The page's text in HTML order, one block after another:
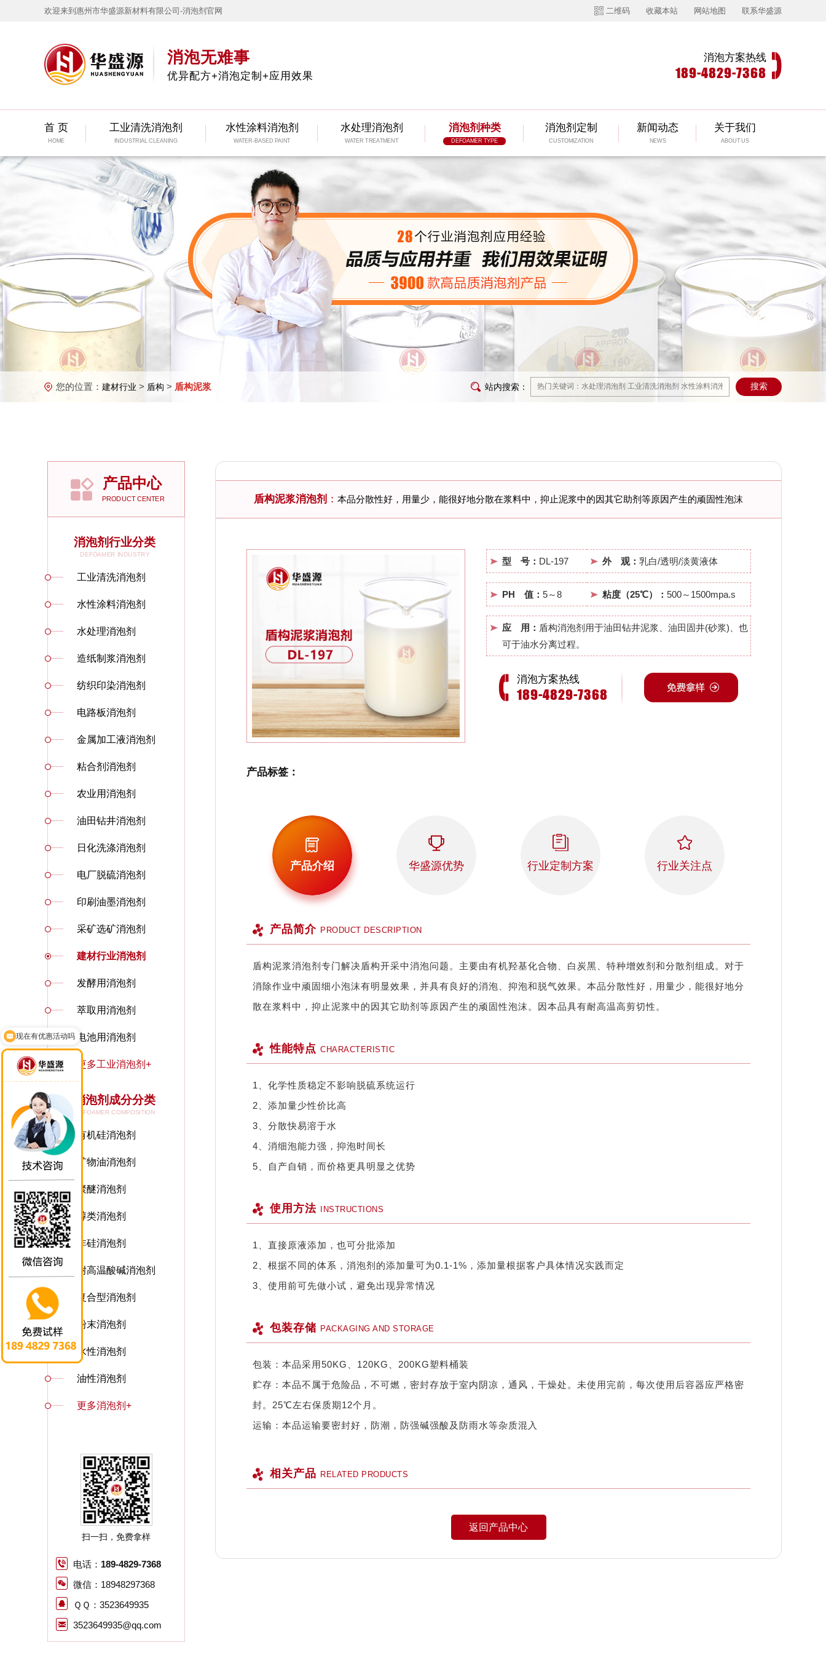
欢迎来到惠州市华盛源新材料有限公司-消泡剂官网 二维码 收藏本站 网站地图 联系华盛源
消泡无难事
优异配方+消泡定制+应用效果
消泡方案热线
189-4829-7368
首 页
HOME
工业清洗消泡剂
INDUSTRIAL CLEANING
水性涂料消泡剂
WATER-BASED PAINT
水处理消泡剂
WATER TREATMENT
消泡剂种类
DEFOAMER TYPE
消泡剂定制
CUSTOMIZATION
新闻动态
NEWS
关于我们
ABOUT US
您的位置： 建材行业 > 盾构 > 盾构泥浆 站内搜索：
产品中心
PRODUCT CENTER
消泡剂行业分类
DEFOAMER INDUSTRY
工业清洗消泡剂
水性涂料消泡剂
水处理消泡剂
造纸制浆消泡剂
纺织印染消泡剂
电路板消泡剂
金属加工液消泡剂
粘合剂消泡剂
农业用消泡剂
油田钻井消泡剂
日化洗涤消泡剂
电厂脱硫消泡剂
印刷油墨消泡剂
采矿选矿消泡剂
建材行业消泡剂
发酵用消泡剂
萃取用消泡剂
电池用消泡剂
更多工业消泡剂+
消泡剂成分分类
DEFOAMER COMPOSITION
有机硅消泡剂
矿物油消泡剂
聚醚消泡剂
醇类消泡剂
非硅消泡剂
耐高温酸碱消泡剂
复合型消泡剂
粉末消泡剂
水性消泡剂
油性消泡剂
更多消泡剂+
扫一扫，免费拿样
电话： 189-4829-7368
微信：18948297368
ＱＱ：3523649935
3523649935@qq.com
盾构泥浆消泡剂 ： 本品分散性好，用量少，能很好地分散在浆料中，抑止泥浆中的因其它助剂等原因产生的顽固性泡沫
型 号： DL-197 外 观： 乳白/透明/淡黄液体
PH 值： 5～8 粘度（25℃）： 500～1500mpa.s
应 用： 盾构消泡剂用于油田钻井泥浆、油田固井(砂浆)、也
可于油水分离过程。
消泡方案热线
189-4829-7368
产品标签：
产品介绍 华盛源优势 行业定制方案 行业关注点
产品简介 PRODUCT DESCRIPTION
盾构泥浆消泡剂专门解决盾构开采中消泡问题。主要由有机羟基化合物、白炭黑、特种增效剂和分散剂组成。对于
消除作业中顽固细小泡沫有明显效果，并具有良好的消泡、抑泡和脱气效果。本品分散性好，用量少，能很好地分
散在浆料中，抑止泥浆中的因其它助剂等原因产生的顽固性泡沫。因本品具有耐高温高剪切性。
性能特点 CHARACTERISTIC
1、化学性质稳定不影响脱硫系统运行
2、添加量少性价比高
3、分散快易溶于水
4、消细泡能力强，抑泡时间长
5、自产自销，而价格更具明显之优势
使用方法 INSTRUCTIONS
1、直接原液添加，也可分批添加
2、根据不同的体系，消泡剂的添加量可为0.1-1%，添加量根据客户具体情况实践而定
3、使用前可先做小试，避免出现异常情况
包装存储 PACKAGING AND STORAGE
包装：本品采用50KG、120KG、200KG塑料桶装
贮存：本品不属于危险品，不可燃，密封存放于室内阴凉，通风，干燥处。未使用完前，每次使用后容器应严格密
封。25℃左右保质期12个月。
运输：本品运输要密封好，防潮，防强碱强酸及防雨水等杂质混入
相关产品 RELATED PRODUCTS
返回产品中心
可以介绍下你们的产品么
现在有优惠活动吗